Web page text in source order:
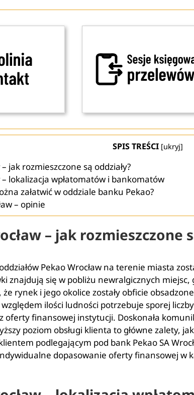
SPIS TREŚCI [ukryj]
jak rozmieszczone są oddziały?
– lokalizacja wpłatomatów i bankomatów
załatwić w oddziale banku Pekao?
– opinie
– jak rozmieszczone
Pekao Wrocław na terenie miasta
znajdują się w pobliżu newralgicznych miejsc,
rynek i jego okolice zostały obficie
względem ilości ludności potrzebuje sporej
z oferty finansowej instytucji. Doskonała
poziom obsługi klienta to główne zalety,
podlegającym pod bank Pekao SA
dopasowanie oferty finansowej w